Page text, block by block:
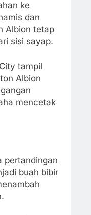
ke
dan
Albion tetap
sisi sayap.
tampil
Albion
mencetak
pertandingan
buah bibir